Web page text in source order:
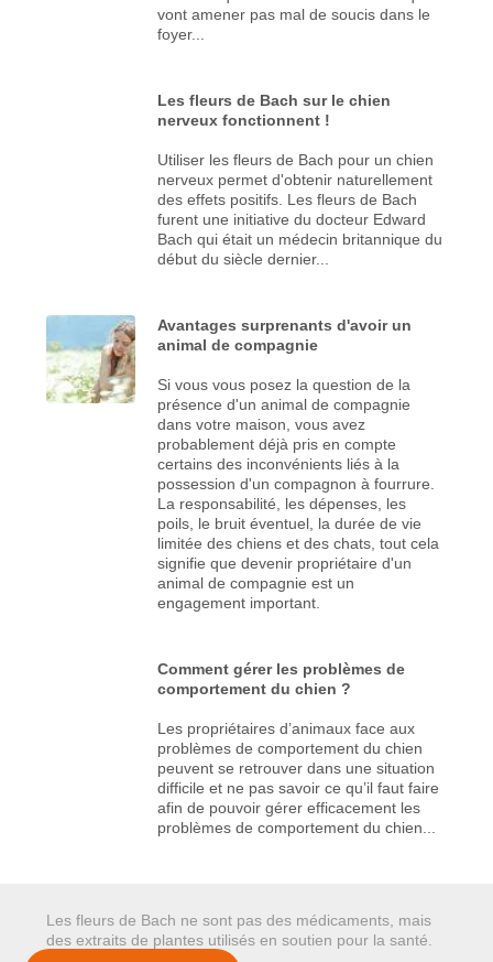
vont amener pas mal de soucis dans le
foyer...
Les fleurs de Bach sur le chien
nerveux fonctionnent !
Utiliser les fleurs de Bach pour un chien
nerveux permet d'obtenir naturellement
des effets positifs. Les fleurs de Bach
furent une initiative du docteur Edward
Bach qui était un médecin britannique du
début du siècle dernier...
Avantages surprenants d'avoir un
animal de compagnie
Si vous vous posez la question de la
présence d'un animal de compagnie
dans votre maison, vous avez
probablement déjà pris en compte
certains des inconvénients liés à la
possession d'un compagnon à fourrure.
La responsabilité, les dépenses, les
poils, le bruit éventuel, la durée de vie
limitée des chiens et des chats, tout cela
signifie que devenir propriétaire d'un
animal de compagnie est un
engagement important.
Comment gérer les problèmes de
comportement du chien ?
Les propriétaires d’animaux face aux
problèmes de comportement du chien
peuvent se retrouver dans une situation
difficile et ne pas savoir ce qu’il faut faire
afin de pouvoir gérer efficacement les
problèmes de comportement du chien...
Les fleurs de Bach ne sont pas des médicaments, mais
des extraits de plantes utilisés en soutien pour la santé.